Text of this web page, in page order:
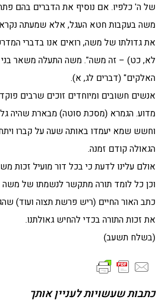
של ה' כלפיו. אם נוסיף את הדברים בהם
משה בעקבות חטא העגל, אלא שמעתה
את גדולתו של משה, רואים אנו בדברי
לא, כט) – זה משה". משה התעלה משאר בני
האלקים" (דברים לג, א).
אנשים חשובים ומיוחדים זוכים שרבים
מדוע. הגמרא (מסכת סוטה) מבארת שהיה
וחשש שמא יעמדו באותה שעה על קברו
הגאולה קודם זמנה.
אולם עלינו לדעת כי בכל דור מועיל זכות
וכן כל לומד תורה מתקשר לנשמתו של משה
כתב האור החיים (ריש פרשת תצוה ועוד)
את זכות התורה בכדי להחיש גאולתנו.
(בשלח תשעב)
כתבות שעשויות לעניין אותך